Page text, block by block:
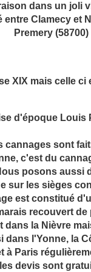
dans un joli
entre Clamecy et
Premery (58700)
XIX mais celle ci
d'époque Louis
cannages sont
c'est du
posons aussi
sur les sièges
est constitué
recouvert de
dans la Nièvre
dans l'Yonne, la
à Paris
les devis sont